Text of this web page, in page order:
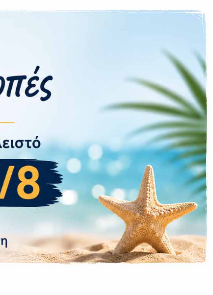
5G
Ναι
Ναι
Όχι
67W)
Ναι